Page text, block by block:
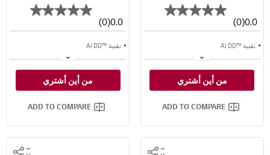
0.0
(0)
تقنية ™AI DD
سعة أكبر
من أين أشتري
ADD TO COMPARE
0.0
(0)
تقنية ™AI DD
سعة أكبر
من أين أشتري
ADD TO COMPARE